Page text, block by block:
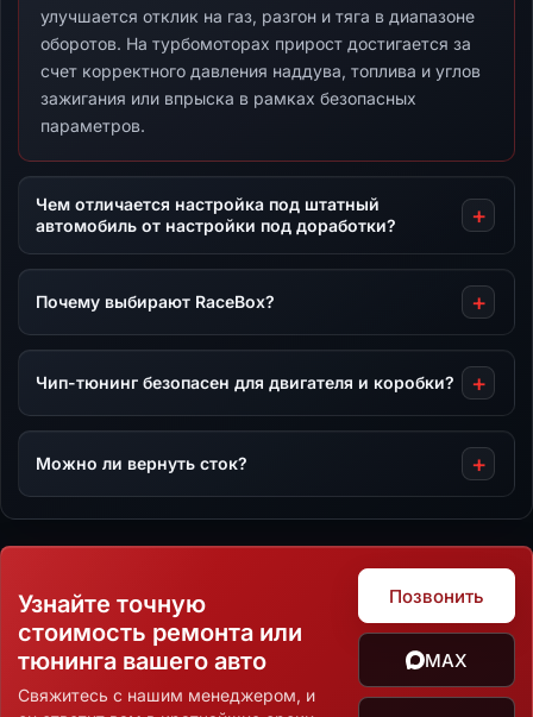
улучшается отклик на газ, разгон и тяга в диапазоне
оборотов. На турбомоторах прирост достигается за
счет корректного давления наддува, топлива и углов
зажигания или впрыска в рамках безопасных
параметров.
Чем отличается настройка под штатный
автомобиль от настройки под доработки?
Почему выбирают RaceBox?
Чип-тюнинг безопасен для двигателя и коробки?
Можно ли вернуть сток?
Узнайте точную
стоимость ремонта или
тюнинга вашего авто
Свяжитесь с нашим менеджером, и
Позвонить
MAX